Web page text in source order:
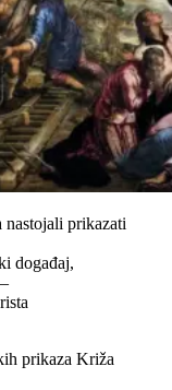
prikazati
događaj,
prikaza Križa